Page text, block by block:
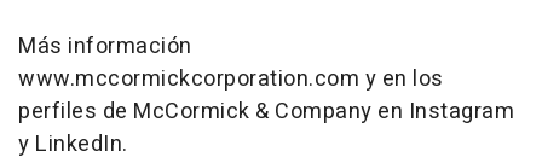
Más información
www.mccormickcorporation.com y en los
perfiles de McCormick & Company en Instagram
y LinkedIn.